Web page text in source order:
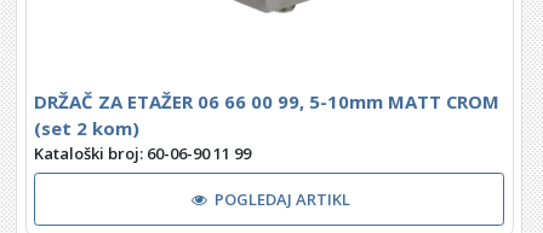
DRŽAČ ZA ETAŽER 06 66 00 99, 5-10mm MATT CROM
(set 2 kom)
Kataloški broj: 60-06-90 11 99
POGLEDAJ ARTIKL